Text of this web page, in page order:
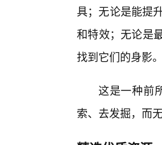
具；无论是能提
和特效；无论是
找到它们的身影。
这是一种前
索、去发掘，而